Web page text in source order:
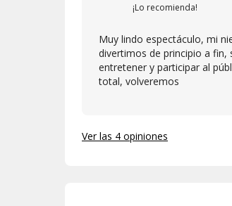
¡Lo recomienda!
Muy lindo espectáculo, mi
divertimos de principio a fin,
entretener y participar al
total, volveremos
Ver las 4 opiniones